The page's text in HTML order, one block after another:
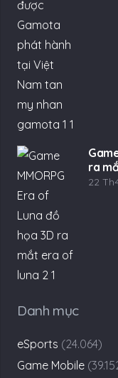
ra
22
Danh mục
eSports (24.064)
Game Mobile